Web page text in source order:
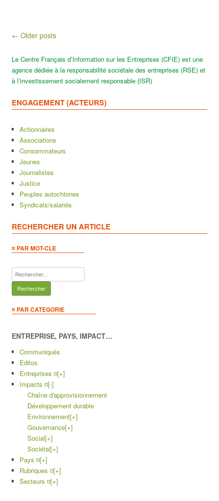
Post navigation
← Older posts
Le Centre Français d’Information sur les Entreprises (CFIE) est une
agence dédiée à la responsabilité sociétale des entreprises (RSE) et
à l’investissement socialement responsable (ISR)
ENGAGEMENT (ACTEURS)
Actionnaires
Associations
Consommateurs
Jeunes
Journalistes
Justice
Peuples autochtones
Syndicats/salariés
RECHERCHER UN ARTICLE
¤ PAR MOT-CLE
Rechercher :
¤ PAR CATEGORIE
ENTREPRISE, PAYS, IMPACT…
Communiqués
Editos
Entreprises ¤[+]
Impacts ¤[-]
Chaîne d'approvisionnement
Développement durable
Environnement[+]
Gouvernance[+]
Social[+]
Sociétal[+]
Pays ¤[+]
Rubriques ¤[+]
Secteurs ¤[+]